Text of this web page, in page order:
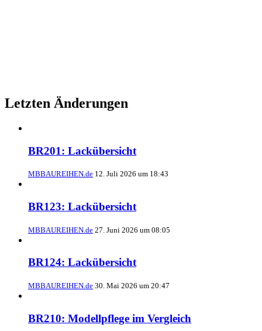
Letzten Änderungen
BR201: Lackübersicht
MBBAUREIHEN.de 12. Juli 2026 um 18:43
BR123: Lackübersicht
MBBAUREIHEN.de 27. Juni 2026 um 08:05
BR124: Lackübersicht
MBBAUREIHEN.de 30. Mai 2026 um 20:47
BR210: Modellpflege im Vergleich